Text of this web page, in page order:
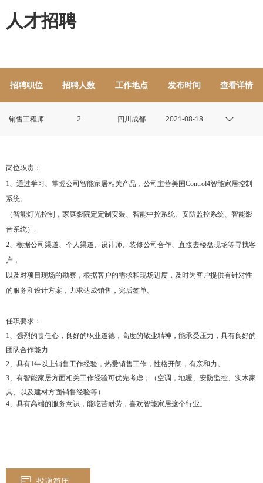
人才招聘
招聘职位 招聘人数 工作地点 发布时间 查看详情
销售工程师 2 四川成都 2021-08-18
岗位职责：
1、通过学习、掌握公司智能家居相关产品，公司主营美国Control4智能家居控制
系统。
（智能灯光控制，家庭影院定定制安装、智能中控系统、安防监控系统、智能影
音系统）.
2、根据公司渠道、个人渠道、设计师、装修公司合作、直接去楼盘现场等寻找客
户，
以及对项目现场的勘察，根据客户的需求和现场进度，及时为客户提供有针对性
的服务和设计方案，力求达成销售，完后签单。
任职要求：
1、强烈的责任心，良好的职业道德，高度的敬业精神，能承受压力，具有良好的
团队合作能力
2、具有1年以上销售工作经验，热爱销售工作，性格开朗，有亲和力。
3、有智能家居方面相关工作经验可优先考虑；（空调，地暖、安防监控、实木家
具、以及建材方面销售经验等）
4、具有高端的服务意识，能吃苦耐劳，喜欢智能家居这个行业。